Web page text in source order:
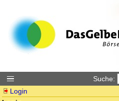
Suche:
Login